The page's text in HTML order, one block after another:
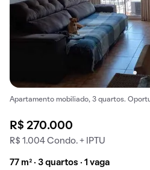
Apartamento mobiliado, 3 quartos.
R$ 270.000
R$ 1.004 Condo. + IPTU
77 m² · 3 quartos · 1 vaga